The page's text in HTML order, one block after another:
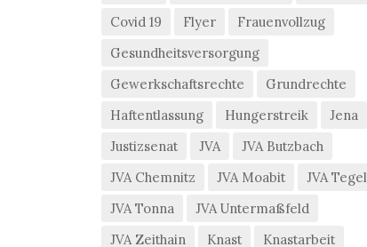
Covid 19
Flyer
Frauenvollzug
Gesundheitsversorgung
Gewerkschaftsrechte
Grundrechte
Haftentlassung
Hungerstreik
Jena
Justizsenat
JVA
JVA Butzbach
JVA Chemnitz
JVA Moabit
JVA Tegel
JVA Tonna
JVA Untermaßfeld
JVA Zeithain
Knast
Knastarbeit